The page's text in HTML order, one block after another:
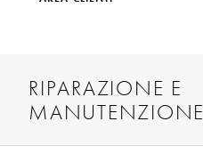
RIPARAZIONE E
MANUTENZIONE